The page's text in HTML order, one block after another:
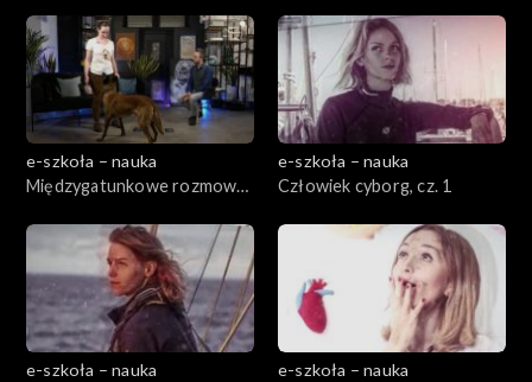
e-szkoła – nauka
Międzygatunkowe rozmowy,
e-szkoła – nauka
Człowiek cyborg, cz. 1
e-szkoła – nauka
e-szkoła – nauka